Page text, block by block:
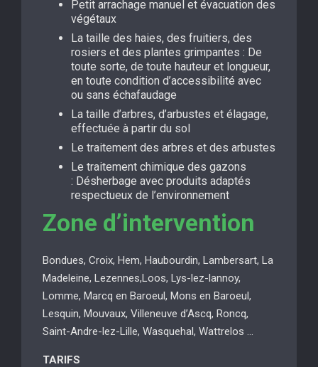
Petit arrachage manuel et évacuation des
végétaux
La taille des haies, des fruitiers, des
rosiers et des plantes grimpantes : De
toute sorte, de toute hauteur et longueur,
en toute condition d’accessibilité avec
ou sans échafaudage
La taille d’arbres, d’arbustes et élagage,
effectuée à partir du sol
Le traitement des arbres et des arbustes
Le traitement chimique des gazons
: Désherbage avec produits adaptés
respectueux de l’environnement
Zone d’intervention
Bondues, Croix, Hem, Haubourdin, Lambersart, La
Madeleine, Lezennes,Loos, Lys-lez-lannoy,
Lomme, Marcq en Baroeul, Mons en Baroeul,
Lesquin, Mouvaux, Villeneuve d’Ascq, Roncq,
Saint-Andre-lez-Lille, Wasquehal, Wattrelos …
TARIFS